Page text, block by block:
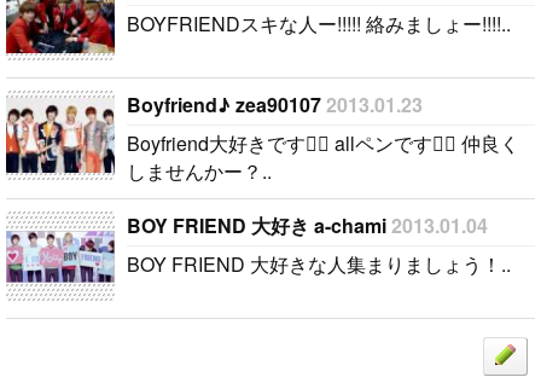
BOYFRIENDスキな人ー!!!!! 絡みましょー!!!!..
Boyfriend♪ zea901072013.01.23
Boyfriend大好きです allペンです 仲良く
しませんかー？..
BOY FRIEND 大好き a-chami 2013.01.04
BOY FRIEND 大好きな人集まりましょう！..